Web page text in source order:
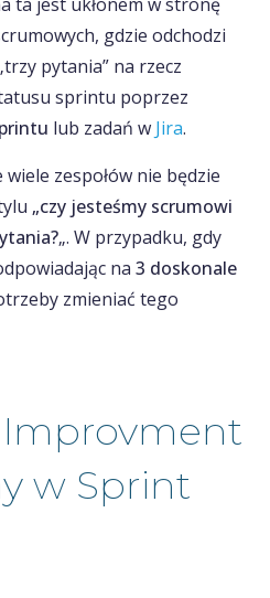
gdzie odchodzi
pytania” na rzecz
sprintu poprzez
lub zadań w Jira.
zespołów nie będzie
„czy jesteśmy scrumowi
„. W przypadku, gdy
na 3 doskonale
zmieniać tego
w Sprint